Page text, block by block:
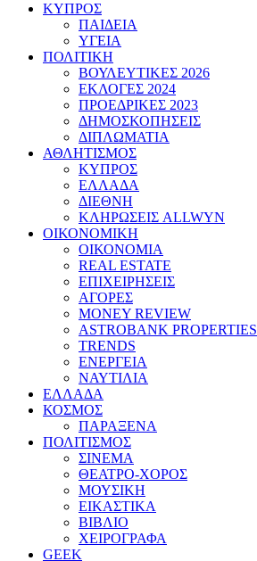
ΚΥΠΡΟΣ
ΠΑΙΔΕΙΑ
ΥΓΕΙΑ
ΠΟΛΙΤΙΚΗ
ΒΟΥΛΕΥΤΙΚΕΣ 2026
ΕΚΛΟΓΕΣ 2024
ΠΡΟΕΔΡΙΚΕΣ 2023
ΔΗΜΟΣΚΟΠΗΣΕΙΣ
ΔΙΠΛΩΜΑΤΙΑ
ΑΘΛΗΤΙΣΜΟΣ
ΚΥΠΡΟΣ
ΕΛΛΑΔΑ
ΔΙΕΘΝΗ
ΚΛΗΡΩΣΕΙΣ ALLWYN
ΟΙΚΟΝΟΜΙΚΗ
ΟΙΚΟΝΟΜΙΑ
REAL ESTATE
ΕΠΙΧΕΙΡΗΣΕΙΣ
ΑΓΟΡΕΣ
MONEY REVIEW
ASTROBANK PROPERTIES
TRENDS
ΕΝΕΡΓΕΙΑ
ΝΑΥΤΙΛΙΑ
ΕΛΛΑΔΑ
ΚΟΣΜΟΣ
ΠΑΡΑΞΕΝΑ
ΠΟΛΙΤΙΣΜΟΣ
ΣΙΝΕΜΑ
ΘΕΑΤΡΟ-ΧΟΡΟΣ
ΜΟΥΣΙΚΗ
ΕΙΚΑΣΤΙΚΑ
ΒΙΒΛΙΟ
ΧΕΙΡΟΓΡΑΦΑ
GEEK